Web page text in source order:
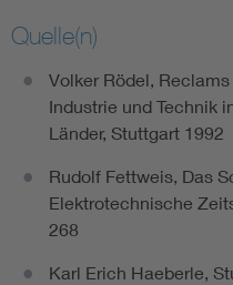
Quelle(n)
Volker Rödel,
Industrie und Technik
Länder, Stuttgart 1992
Rudolf Fettweis, Das
Elektrotechnische
268
Karl Erich Haeberle,